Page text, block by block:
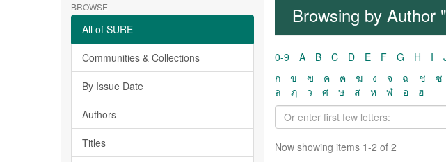
BROWSE
All of SURE
Communities & Collections
By Issue Date
Authors
Titles
Browsing by
0-9 A B C D E F G H I
ก
ข ฃ ค ฅ ฆ ง จ ฉ ช ซ
ล
ฦ ว ศ ษ ส ห ฬ อ
ฮ
Now showing items 1-2 of 2